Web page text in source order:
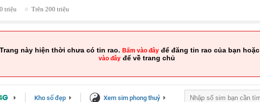
triệu
Trên 200 triệu
Trang này hiện thời chưa có tin rao. Bấm vào đâyđể đăng tin rao của bạn hoặc
vào đây để về trang chủ
Kho số đẹp Xem sim phong thuỷ